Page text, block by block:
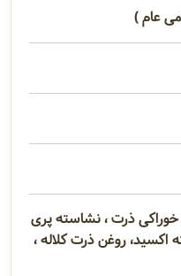
عام )
ذرت ، نشاسته پری
اکسید، روغن ذرت کلاله ،